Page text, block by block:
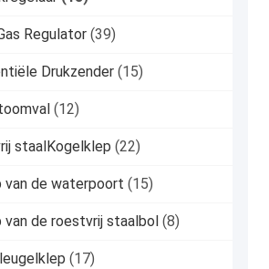
Regulator (39)
Drukzender (15)
(12)
staalKogelklep (22)
van de waterpoort (15)
van de roestvrij staalbol (8)
(17)